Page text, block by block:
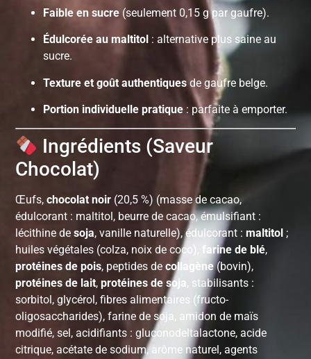
Faible en sucre (seulement 0,15 g par gaufre).
Édulcorée au maltitol : alternative plus saine au
sucre.
Texture et goût authentiquesde gaufre belge.
Portion individuelle pratique : parfaite à emporter.
Ingrédients (Saveur
Chocolat)
Œufs,chocolat noir (20,5 %) (masse de cacao,
édulcorant : maltitol, beurre de cacao, émulsifiant :
lécithine desoja, vanille naturelle), édulcorant :maltitol ;
huiles végétales (colza, noix de coco), farine de blé,
protéines de pois, peptides decollagène(bovin),
protéines de lait,protéines de soja, stabilisants :
sorbitol, glycérol, fibres alimentaires (fructo-
oligosaccharides), farine de soja, amidon de maïs
modifié, sel, acidifiants : gluconodeltalactone, acide
citrique, acétate de sodium, arôme naturel, agents